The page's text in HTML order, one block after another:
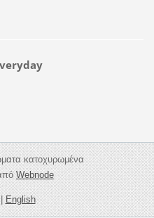
κατοχυρωμένα
Webnode
English